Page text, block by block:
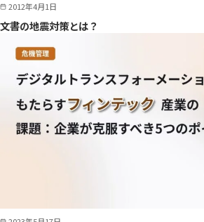
2012年4月1日
文書の地震対策とは？